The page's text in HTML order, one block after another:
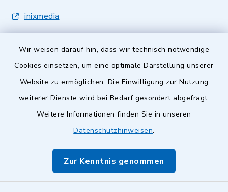
Wir weisen darauf hin, dass wir technisch notwendige
Cookies einsetzen, um eine optimale Darstellung unserer
Website zu ermöglichen. Die Einwilligung zur Nutzung
weiterer Dienste wird bei Bedarf gesondert abgefragt.
Weitere Informationen finden Sie in unseren
Datenschutzhinweisen.
Zur Kenntnis genommen
inixmedia
Barrierefreiheit
Impressum